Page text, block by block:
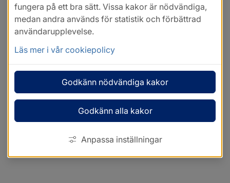
fungera på ett bra sätt. Vissa kakor är nödvändiga,
medan andra används för statistik och förbättrad
användarupplevelse.
Läs mer i vår cookiepolicy
Godkänn nödvändiga kakor
Godkänn alla kakor
Anpassa inställningar